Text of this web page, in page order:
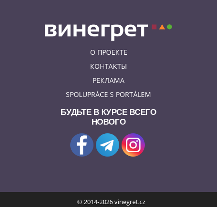
О ПРОЕКТЕ
КОНТАКТЫ
РЕКЛАМА
SPOLUPRÁCE S PORTÁLEM
БУДЬТЕ В КУРСЕ ВСЕГО
НОВОГО
© 2014-2026 vinegret.cz